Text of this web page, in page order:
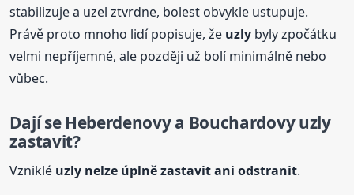
stabilizuje a uzel ztvrdne, bolest obvykle ustupuje.
Právě proto mnoho lidí popisuje, že uzly byly zpočátku
velmi nepříjemné, ale později už bolí minimálně nebo
vůbec.
Dají seHeberdenovya Bouchardovyuzly
zastavit?
Vzniklé uzly nelze úplně zastavit ani odstranit.